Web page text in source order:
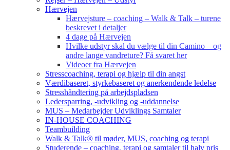
Hærvejen
Hærvejsture – coaching – Walk & Talk – turene
beskrevet i detaljer
4 dage på Hærvejen
Hvilke udstyr skal du vælge til din Camino – og
andre lange vandreture? Få svaret her
Videoer fra Hærvejen
Stresscoaching, terapi og hjælp til din angst
Værdibaseret, styrkebaseret og anerkendende ledelse
Stresshåndtering på arbejdspladsen
Ledersparring, -udvikling og -uddannelse
MUS – Medarbejder Udviklings Samtaler
IN-HOUSE COACHING
Teambuilding
Walk & Talk® til møder, MUS, coaching og terapi
Studerende – coaching, terapi og samtaler til halv pris